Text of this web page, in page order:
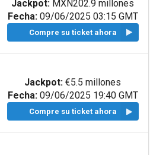
Jackpot: MXN202.9 millones
Fecha:09/06/2025 03:15 GMT
Compre su ticket ahora
Jackpot: €5.5 millones
Fecha:09/06/2025 19:40 GMT
Compre su ticket ahora